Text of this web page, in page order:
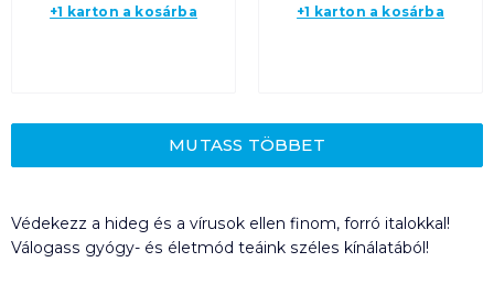
+1 karton a kosárba +1 karton a kosárba
MUTASS TÖBBET
Védekezz a hideg és a vírusok ellen finom, forró italokkal!
Válogass gyógy- és életmód teáink széles kínálatából!